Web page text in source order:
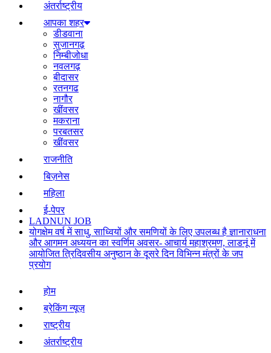
अंतर्राष्ट्रीय
आपका शहर
डीडवाना
सुजानगढ़
निम्बीजोधा
नवलगढ़
बीदासर
रतनगढ
नागौर
खींवसर
मकराना
परबतसर
खींवसर
राजनीति
बिज़नेस
महिला
ई-पेपर
LADNUN JOB
योगक्षेम वर्ष में साधु, साध्वियों और समणियों के लिए उपलब्ध है ज्ञानाराधना
और आगमन अध्ययन का स्वर्णिम अवसर- आचार्य महाश्रमण, लाडनूं में
आयोजित त्रिदिवसीय अनुष्ठान के दूसरे दिन विभिन्न मंत्रों के जप
प्रयोग
होम
ब्रेकिंग न्यूज़
राष्ट्रीय
अंतर्राष्ट्रीय